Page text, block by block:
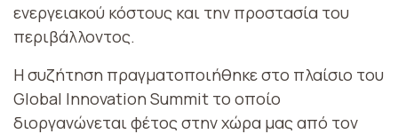
ενεργειακού κόστους και την προστασία του
περιβάλλοντος.
Η συζήτηση πραγματοποιήθηκε στο πλαίσιο του
Global Innovation Summit το οποίο
διοργανώνεται φέτος στην χώρα μας από τον